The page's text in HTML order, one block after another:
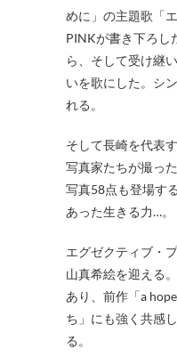
めに」の主題歌「
PINKが書き下ろし
ら、そして受け継
いを歌にした。シ
れる。
そして長崎を代表
写真家たちが撮っ
写真58点も登場す
あった生きる力…。
エグゼクティブ・
山真希絵を迎える
あり、前作「a
ち」にも強く共感
る。